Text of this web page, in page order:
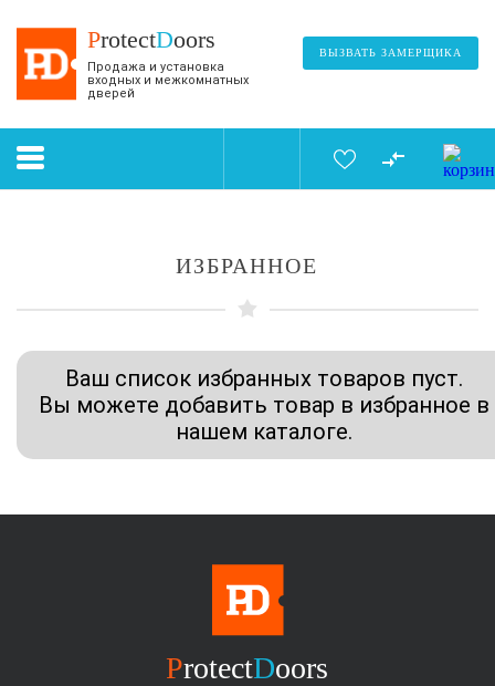
ProtectDoors
Продажа и установка
входных и межкомнатных
дверей
ВЫЗВАТЬ ЗАМЕРЩИКА
ИЗБРАННОЕ
Ваш список избранных товаров пуст.
Вы можете добавить товар в избранное в
нашем каталоге.
ProtectDoors